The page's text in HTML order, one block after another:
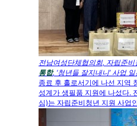
전남여성단체협의회, 자립준
통합, ‘청년들 잘지내니’ 사업
종료 후 홀로서기에 나선 지역
성계가 생필품 지원에 나섰다.
심)는 자립준비청년 지원 사업